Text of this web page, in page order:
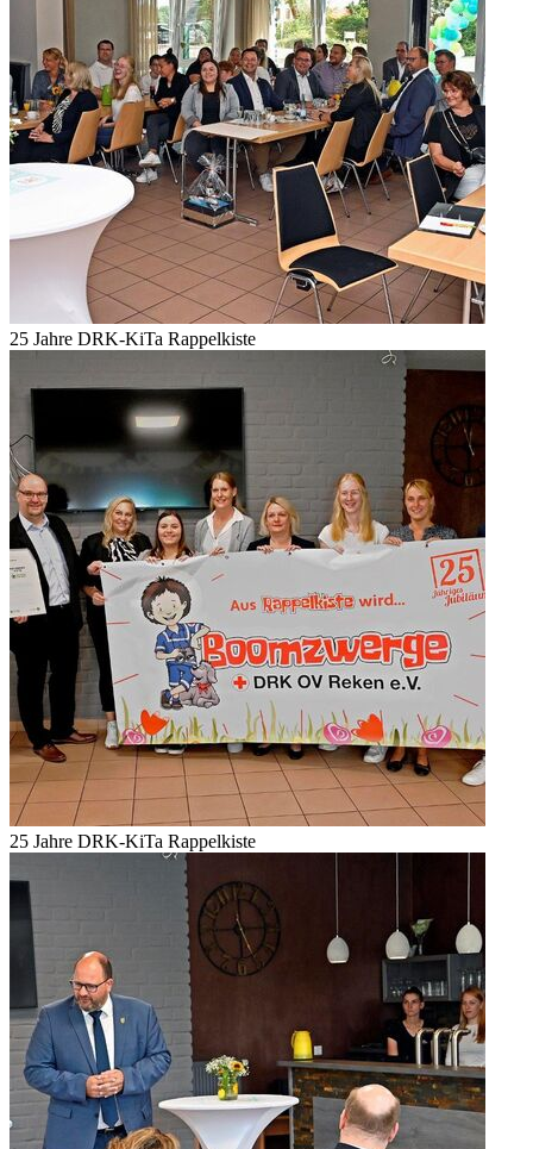
25 Jahre DRK-KiTa Rappelkiste
25 Jahre DRK-KiTa Rappelkiste